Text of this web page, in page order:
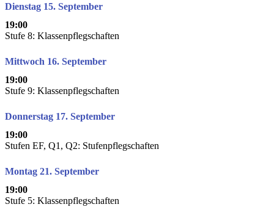
Dienstag 15. September
19:00
Stufe 8: Klassenpflegschaften
Mittwoch 16. September
19:00
Stufe 9: Klassenpflegschaften
Donnerstag 17. September
19:00
Stufen EF, Q1, Q2: Stufenpflegschaften
Montag 21. September
19:00
Stufe 5: Klassenpflegschaften